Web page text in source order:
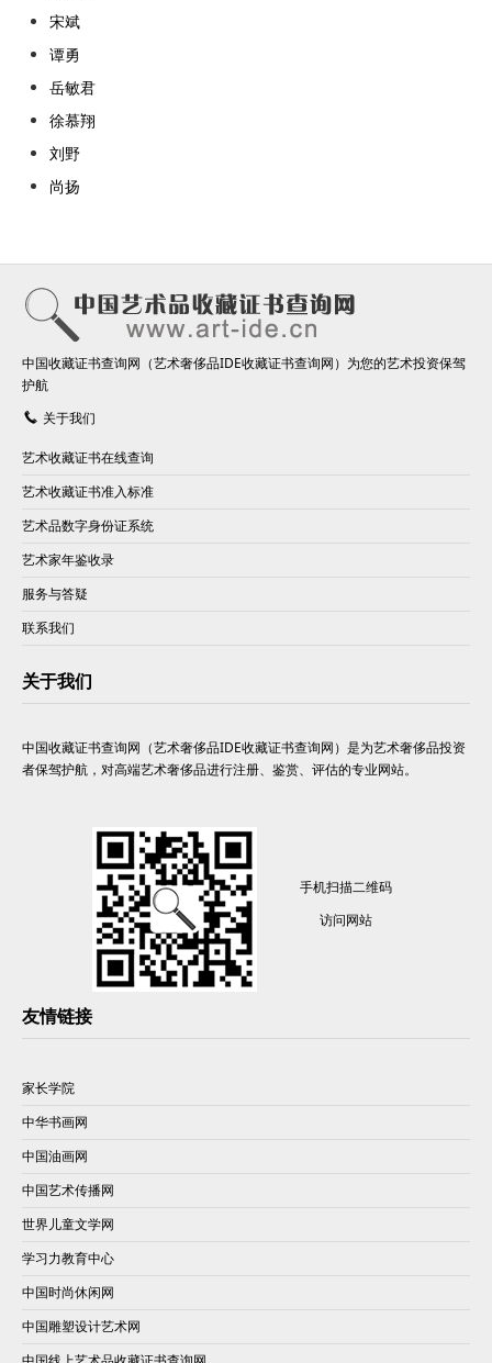
宋斌
谭勇
岳敏君
徐慕翔
刘野
尚扬
中国收藏证书查询网（艺术奢侈品IDE收藏证书查询网）为您的艺术投资保驾
护航
关于我们
艺术收藏证书在线查询
艺术收藏证书准入标准
艺术品数字身份证系统
艺术家年鉴收录
服务与答疑
联系我们
关于我们
中国收藏证书查询网（艺术奢侈品IDE收藏证书查询网）是为艺术奢侈品投资
者保驾护航，对高端艺术奢侈品进行注册、鉴赏、评估的专业网站。
手机扫描二维码
访问网站
友情链接
家长学院
中华书画网
中国油画网
中国艺术传播网
世界儿童文学网
学习力教育中心
中国时尚休闲网
中国雕塑设计艺术网